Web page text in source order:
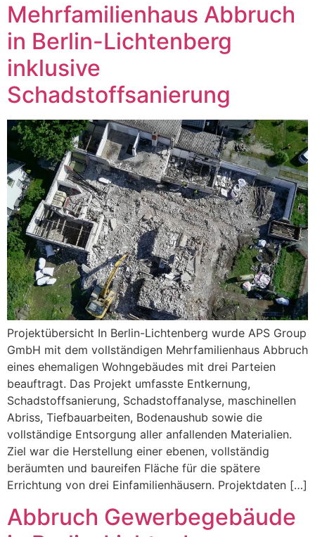
Mehrfamilienhaus Abbruch
in Berlin-Lichtenberg
inklusive
Schadstoffsanierung
Projektübersicht In Berlin-Lichtenberg wurde APS Group
GmbH mit dem vollständigen Mehrfamilienhaus Abbruch
eines ehemaligen Wohngebäudes mit drei Parteien
beauftragt. Das Projekt umfasste Entkernung,
Schadstoffsanierung, Schadstoffanalyse, maschinellen
Abriss, Tiefbauarbeiten, Bodenaushub sowie die
vollständige Entsorgung aller anfallenden Materialien.
Ziel war die Herstellung einer ebenen, vollständig
beräumten und baureifen Fläche für die spätere
Errichtung von drei Einfamilienhäusern. Projektdaten […]
Abbruch Gewerbegebäude